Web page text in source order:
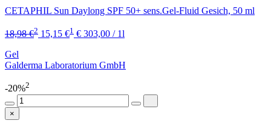
CETAPHIL Sun Daylong SPF 50+ sens.Gel-Fluid Gesich, 50 ml
18,98 €2 15,15 €1 € 303,00 / 1l
Gel
Galderma Laboratorium GmbH
-20%2
×